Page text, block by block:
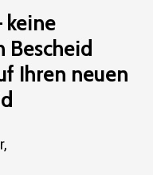
keine
Bescheid
Ihren neuen